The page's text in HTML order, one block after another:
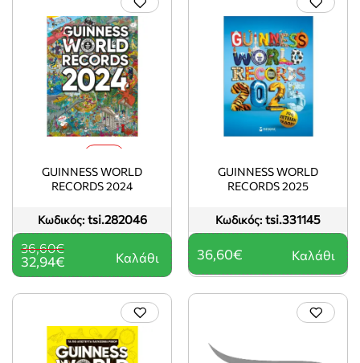
Κωδικός: tsi.282046
GUINNESS WORLD
RECORDS 2024
32,94€
36,60€
Καλάθι
Κωδικός: tsi.331145
GUINNESS WORLD
RECORDS 2025
36,60€ Καλάθι